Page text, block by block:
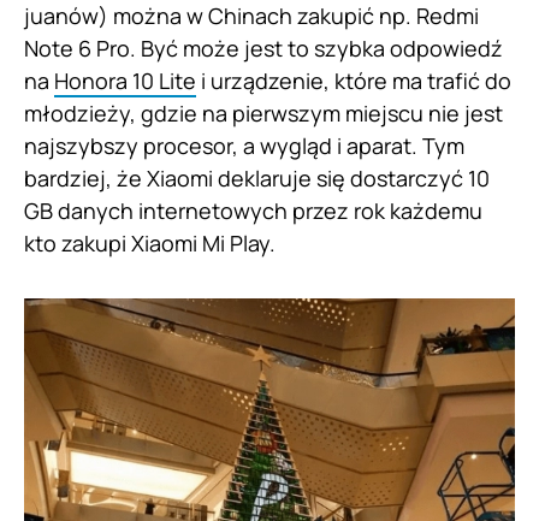
juanów) można w Chinach zakupić np. Redmi
Note 6 Pro. Być może jest to szybka odpowiedź
na Honora 10 Lite i urządzenie, które ma trafić do
młodzieży, gdzie na pierwszym miejscu nie jest
najszybszy procesor, a wygląd i aparat. Tym
bardziej, że Xiaomi deklaruje się dostarczyć 10
GB danych internetowych przez rok każdemu
kto zakupi Xiaomi Mi Play.